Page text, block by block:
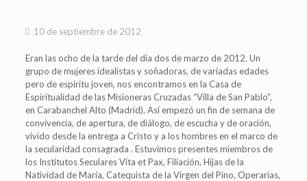
10 de septiembre de 2012
Eran las ocho de la tarde del día dos de marzo de 2012. Un
grupo de mujeres idealistas y soñadoras, de variadas edades
pero de espíritu joven, nos encontramos en la Casa de
Espiritualidad de las Misioneras Cruzadas “Villa de San Pablo”,
en Carabanchel Alto (Madrid). Así empezó un fin de semana de
convivencia, de apertura, de diálogo, de escucha y de oración,
vivido desde la entrega a Cristo y a los hombres en el marco de
la secularidad consagrada . Estuvimos presentes miembros de
los Institutos Seculares Vita et Pax, Filiación, Hijas de la
Natividad de María, Catequista de la Virgen del Pino, Operarias,